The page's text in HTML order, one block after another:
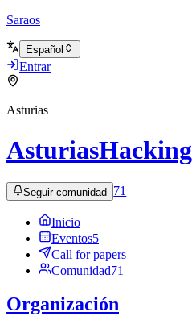
Saraos
Español
Entrar
Asturias
AsturiasHacking
Seguir comunidad 71
Inicio
Eventos5
Call for papers
Comunidad71
Organización